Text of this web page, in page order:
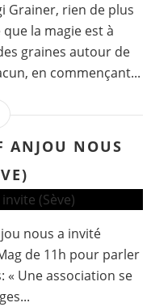
Grainer, rien de plus
la magie est à
graines autour de
en commençant...
ANJOU NOUS
nous a invité
de 11h pour parler
« Une association se